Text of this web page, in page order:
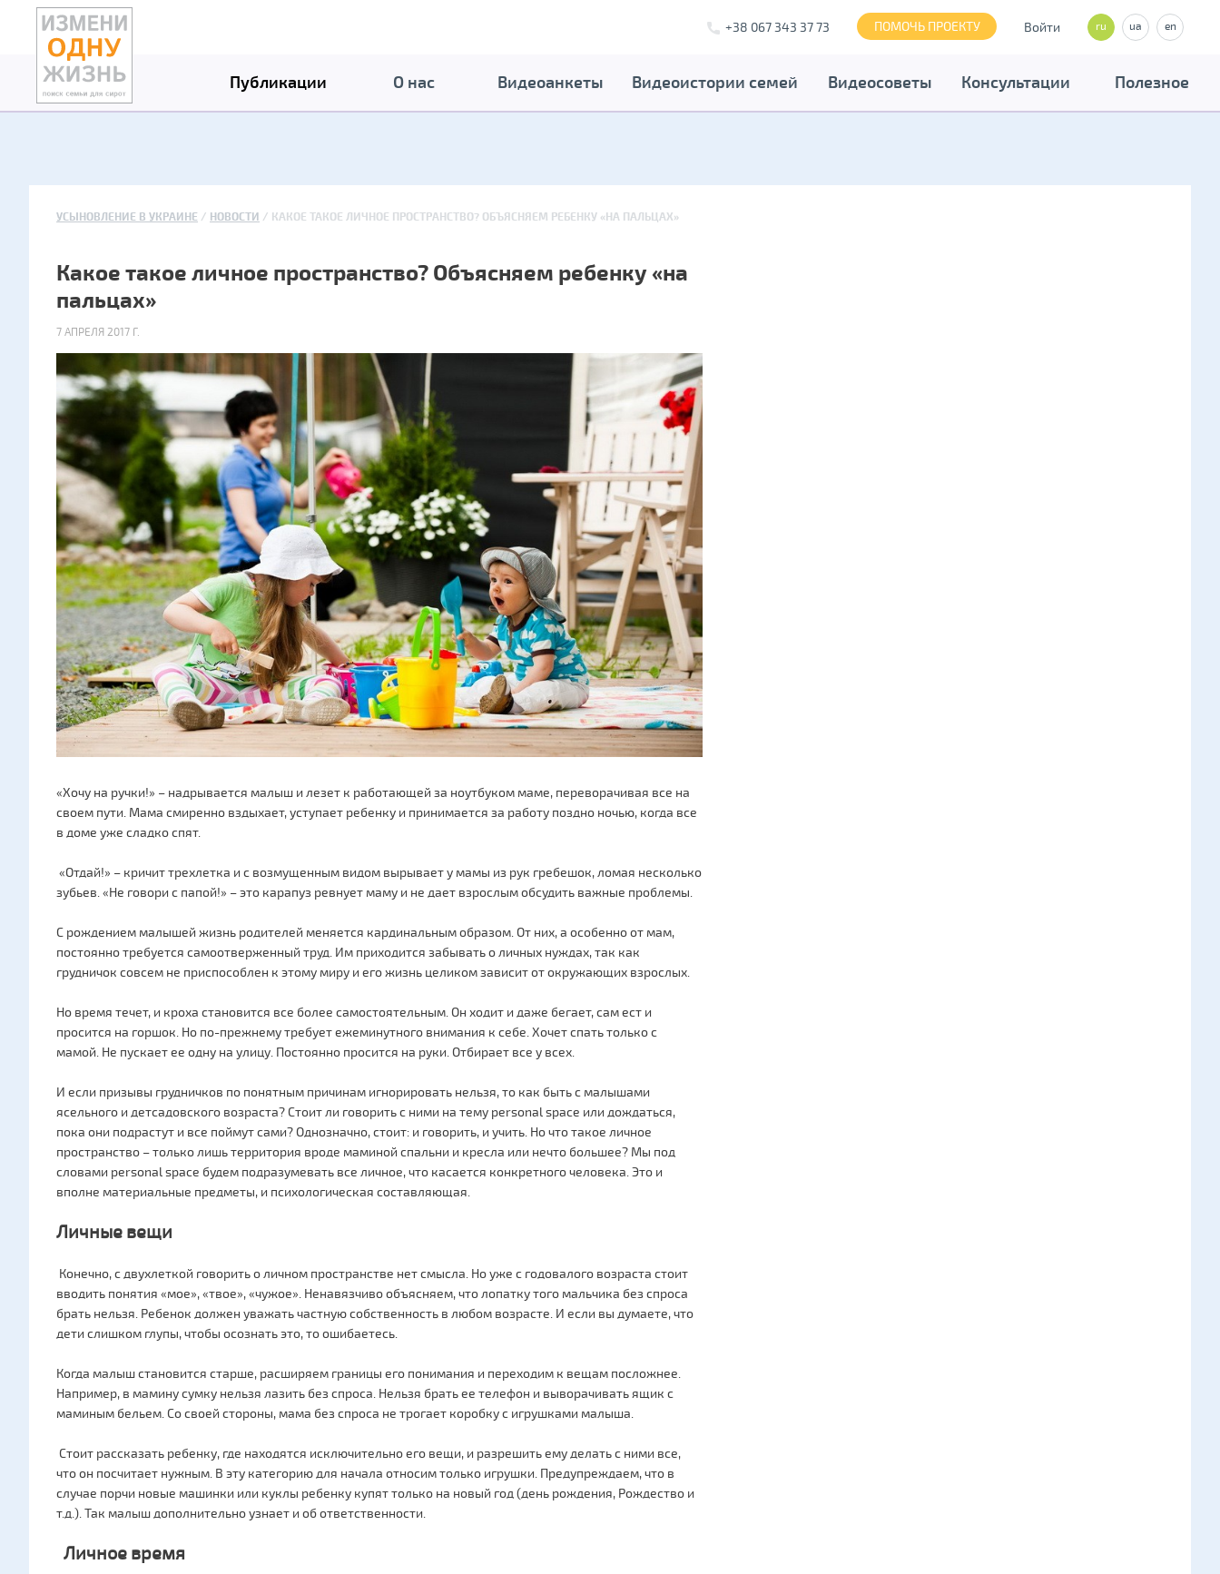
+38 067 343 37 73 ПОМОЧЬ ПРОЕКТУ Войти ru ua en
Публикации О нас Видеоанкеты Видеоистории семей Видеосоветы Консультации Полезное
УСЫНОВЛЕНИЕ В УКРАИНЕ НОВОСТИ КАКОЕ ТАКОЕ ЛИЧНОЕ ПРОСТРАНСТВО? ОБЪЯСНЯЕМ РЕБЕНКУ «НА ПАЛЬЦАХ»
Какое такое личное пространство? Объясняем ребенку «на
пальцах»
7 АПРЕЛЯ 2017 Г.
«Хочу на ручки!» – надрывается малыш и лезет к работающей за ноутбуком маме, переворачивая все на
своем пути. Мама смиренно вздыхает, уступает ребенку и принимается за работу поздно ночью, когда все
в доме уже сладко спят.
«Отдай!» – кричит трехлетка и с возмущенным видом вырывает у мамы из рук гребешок, ломая несколько
зубьев. «Не говори с папой!» – это карапуз ревнует маму и не дает взрослым обсудить важные проблемы.
С рождением малышей жизнь родителей меняется кардинальным образом. От них, а особенно от мам,
постоянно требуется самоотверженный труд. Им приходится забывать о личных нуждах, так как
грудничок совсем не приспособлен к этому миру и его жизнь целиком зависит от окружающих взрослых.
Но время течет, и кроха становится все более самостоятельным. Он ходит и даже бегает, сам ест и
просится на горшок. Но по-прежнему требует ежеминутного внимания к себе. Хочет спать только с
мамой. Не пускает ее одну на улицу. Постоянно просится на руки. Отбирает все у всех.
И если призывы грудничков по понятным причинам игнорировать нельзя, то как быть с малышами
ясельного и детсадовского возраста? Стоит ли говорить с ними на тему personal space или дождаться,
пока они подрастут и все поймут сами? Однозначно, стоит: и говорить, и учить. Но что такое личное
пространство – только лишь территория вроде маминой спальни и кресла или нечто большее? Мы под
словами personal space будем подразумевать все личное, что касается конкретного человека. Это и
вполне материальные предметы, и психологическая составляющая.
Личные вещи
Конечно, с двухлеткой говорить о личном пространстве нет смысла. Но уже с годовалого возраста стоит
вводить понятия «мое», «твое», «чужое». Ненавязчиво объясняем, что лопатку того мальчика без спроса
брать нельзя. Ребенок должен уважать частную собственность в любом возрасте. И если вы думаете, что
дети слишком глупы, чтобы осознать это, то ошибаетесь.
Когда малыш становится старше, расширяем границы его понимания и переходим к вещам посложнее.
Например, в мамину сумку нельзя лазить без спроса. Нельзя брать ее телефон и выворачивать ящик с
маминым бельем. Со своей стороны, мама без спроса не трогает коробку с игрушками малыша.
Стоит рассказать ребенку, где находятся исключительно его вещи, и разрешить ему делать с ними все,
что он посчитает нужным. В эту категорию для начала относим только игрушки. Предупреждаем, что в
случае порчи новые машинки или куклы ребенку купят только на новый год (день рождения, Рождество и
т.д.). Так малыш дополнительно узнает и об ответственности.
Личное время